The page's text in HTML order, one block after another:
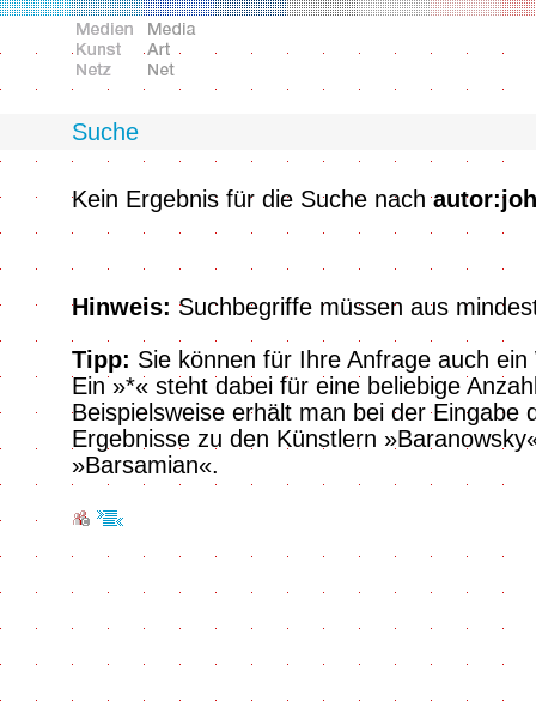
Suche
Kein Ergebnis für die Suche nach
Hinweis: Suchbegriffe müssen aus
Tipp: Sie können für Ihre Anfrage auch
Ein »*« steht dabei für eine beliebige
Beispielsweise erhält man bei der Eingabe
Ergebnisse zu den Künstlern
»Barsamian«.